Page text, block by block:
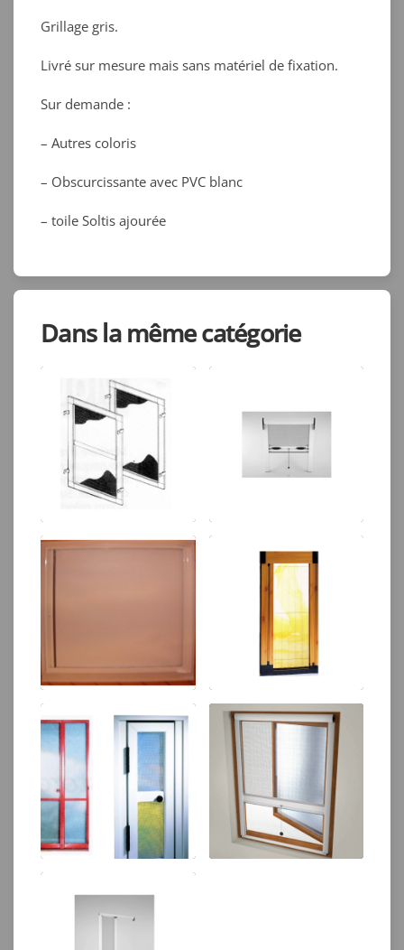
Grillage gris.
Livré sur mesure mais sans matériel de fixation.
Sur demande :
– Autres coloris
– Obscurcissante avec PVC blanc
– toile Soltis ajourée
Dans la même catégorie